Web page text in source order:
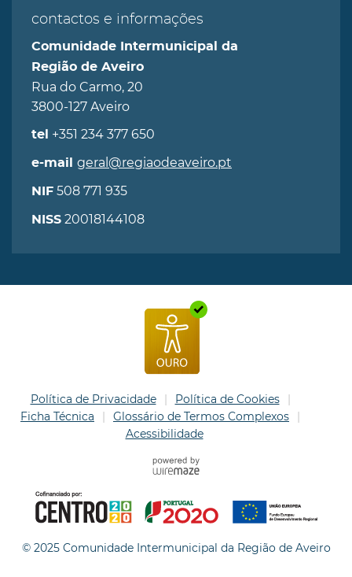
contactos e informações
Comunidade Intermunicipal da
Região de Aveiro
Rua do Carmo, 20
3800-127 Aveiro
tel +351 234 377 650
e-mail geral@regiaodeaveiro.pt
NIF 508 771 935
NISS 20018144108
Política de Privacidade
Política de Cookies
Ficha Técnica
Glossário de Termos Complexos
Acessibilidade
© 2025 Comunidade Intermunicipal da Região de Aveiro